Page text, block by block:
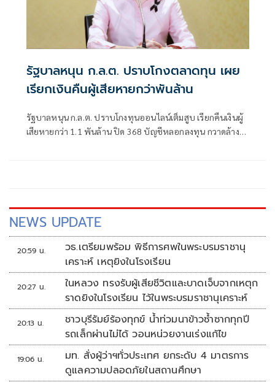
รัฐบาลหนุน ก.ล.ต. ปราบโกงตลาดทุน เผย
เรียกเงินคืนผู้เสียหายกว่าพันล้าน
รัฐบาลหนุน ก.ล.ต. ปราบโกงทุนออนไลน์เต็มสูบ เรียกคืนเงินผู้
เสียหายกว่า 1.1 พันล้าน ปิด 368 บัญชีหลอกลงทุน กวาดล้าง
NEWS UPDATE
20:59 น.
วธ.เตรียมพร้อม พิธีการศพในพระบรมราชานุ
เคราะห์ เหตุยิงในโรงเรียน
20:27 น.
ในหลวง ทรงรับผู้เสียชีวิตและบาดเจ็บจากเหตุก
ราดยิงในโรงเรียน ไว้ในพระบรมราชานุเคราะห์
20:13 น.
ชาวบุรีรัมย์ร้องทุกข์ น้ำท่วมนาข้าวซ้ำซากทุกปี
รถเล็กผ่านไม่ได้ วอนหน่วยงานเร่งแก้ไข
19:06 น.
มท. สั่งผู้ว่าฯทั่วประเทศ ยกระดับ 4 มาตรการ
ดูแลความปลอดภัยในสถานศึกษา